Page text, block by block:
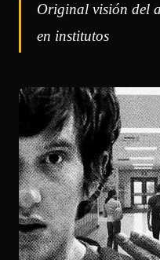
Original visión del
en institutos